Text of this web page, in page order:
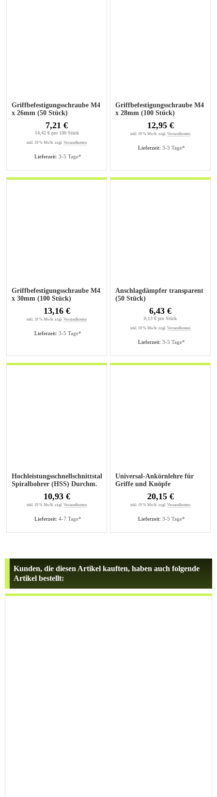
Griffbefestigungsschraube M4
x 26mm (50 Stück)
Lieferzeit: 3-5 Tage*
7,21 €
14,42 € pro 100 Stück
inkl. 19 % MwSt. zzgl. Versandkosten
Griffbefestigungsschraube M4
x 28mm (100 Stück)
Lieferzeit: 3-5 Tage*
12,95 €
inkl. 19 % MwSt. zzgl. Versandkosten
Griffbefestigungsschraube M4
x 30mm (100 Stück)
Lieferzeit: 3-5 Tage*
13,16 €
inkl. 19 % MwSt. zzgl. Versandkosten
Anschlagdämpfer transparent
(50 Stück)
Lieferzeit: 3-5 Tage*
6,43 €
0,13 € pro Stück
inkl. 19 % MwSt. zzgl. Versandkosten
Hochleistungsschnellschnittstahl-
Spiralbohrer (HSS) Durchm.
Lieferzeit: 4-7 Tage*
10,93 €
inkl. 19 % MwSt. zzgl. Versandkosten
Universal-Ankörnlehre für
Griffe und Knöpfe
Lieferzeit: 3-5 Tage*
20,15 €
inkl. 19 % MwSt. zzgl. Versandkosten
Kunden, die diesen Artikel kauften, haben auch folgende
Artikel bestellt: